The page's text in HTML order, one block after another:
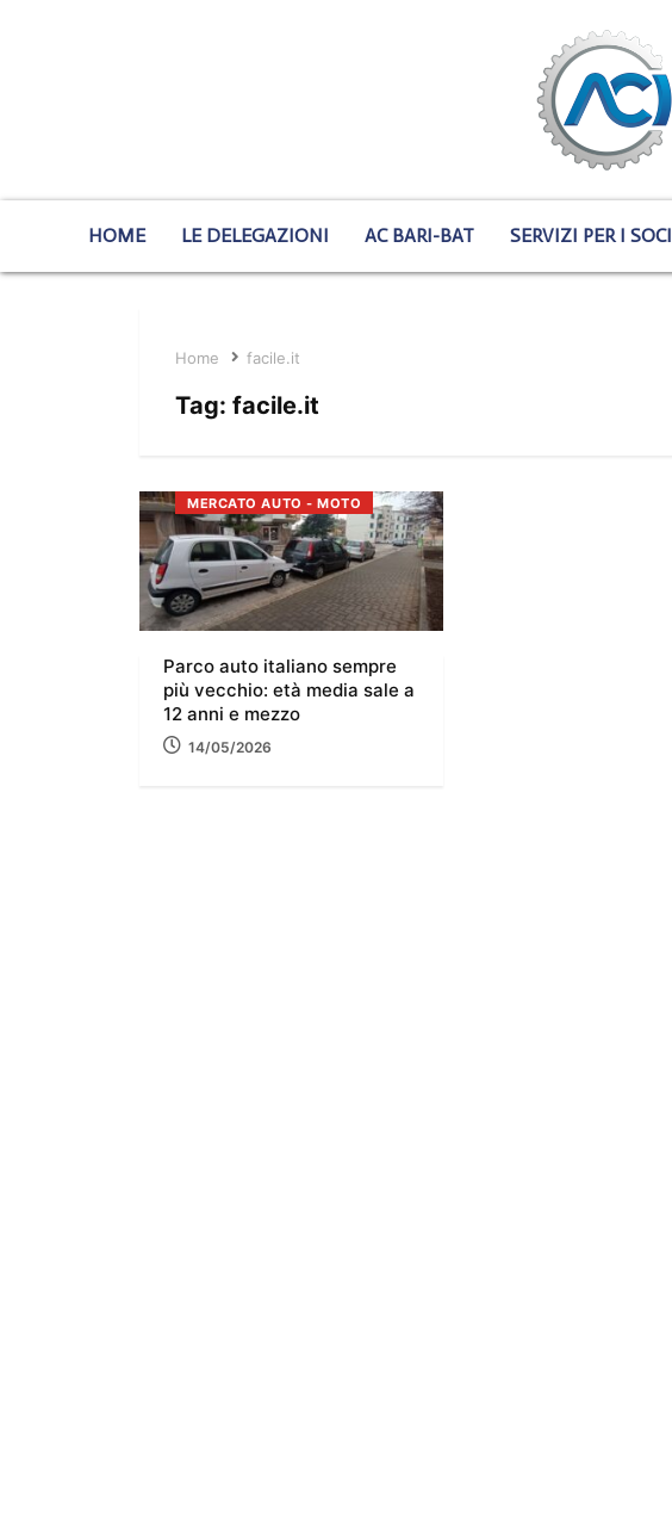
HOME LE DELEGAZIONI AC BARI-BAT SERVIZI PER I SOCI
Home facile.it
Tag: facile.it
MERCATO AUTO - MOTO
Parco auto italiano sempre
più vecchio: età media sale a
12 anni e mezzo
14/05/2026